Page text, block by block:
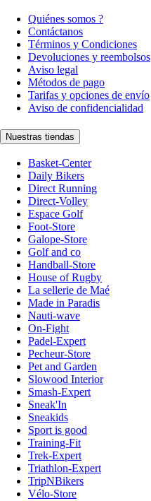
Quiénes somos ?
Contáctanos
Términos y Condiciones
Devoluciones y reembolsos
Aviso legal
Métodos de pago
Tarifas y opciones de envío
Aviso de confidencialidad
Nuestras tiendas
Basket-Center
Daily Bikers
Direct Running
Direct-Volley
Espace Golf
Foot-Store
Galope-Store
Golf and co
Handball-Store
House of Rugby
La sellerie de Maé
Made in Paradis
Nauti-wave
On-Fight
Padel-Expert
Pecheur-Store
Pet and Garden
Slowood Interior
Smash-Expert
Sneak'In
Sneakids
Sport is good
Training-Fit
Trek-Expert
Triathlon-Expert
TripNBikers
Vélo-Store